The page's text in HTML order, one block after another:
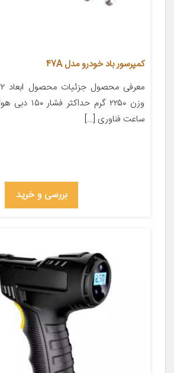
کمپرسور باد خودرو مدل 47A
ساعت فناوری […]
بررسی و خرید